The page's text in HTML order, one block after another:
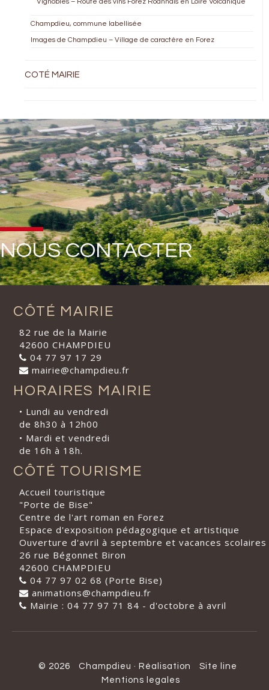
Vignobles – Route des vins Forez Roannais en Loire Volcanique
Champdieu, commune labellisée
Images de Champdieu – Village de caractère en Forez
COTÉ MAIRIE
NOUS CONTACTER
CÔTÉ MAIRIE
82 rue de la Mairie
42600 CHAMPDIEU
04 77 97 17 29
mairie@champdieu.fr
HORAIRES MAIRIE
• Lundi au vendredi
de 8h30 à 12h00
• Mardi et vendredi
de 16h à 18h.
CÔTÉ TOURISME
Accueil touristique
"Porte de Bise"
Centre de l'art roman en Forez
Espace d'exposition pédagogique et artistique
Ouverture d'avril à septembre et vacances scolaires
26 rue Bégonnet Biron
42600 CHAMPDIEU
04 77 97 02 68 (Porte Bise)
animations@champdieu.fr
Mairie : 04 77 97 71 84 - d'octobre à avril
© 2026 Champdieu · Réalisation
Site line
Mentions legales